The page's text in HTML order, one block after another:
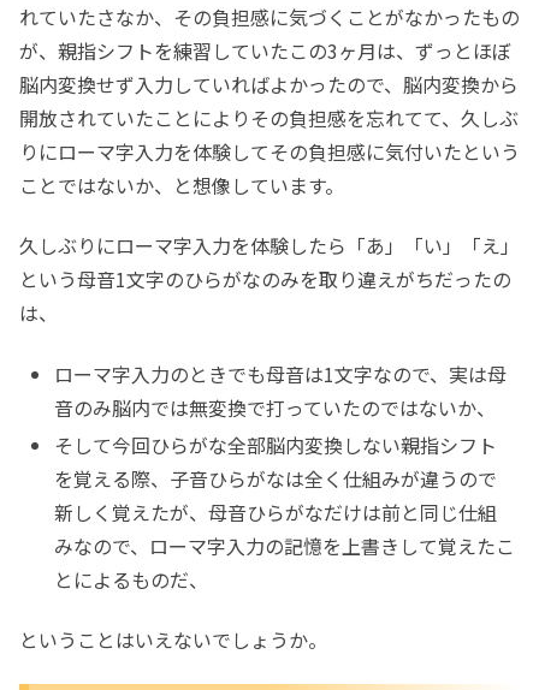
れていたさなか、その負担感に気づくことがなかったもの
が、親指シフトを練習していたこの3ヶ月は、ずっとほぼ
脳内変換せず入力していればよかったので、脳内変換から
開放されていたことによりその負担感を忘れてて、久しぶ
りにローマ字入力を体験してその負担感に気付いたという
ことではないか、と想像しています。
久しぶりにローマ字入力を体験したら「あ」「い」「え」
という母音1文字のひらがなのみを取り違えがちだったの
は、
ローマ字入力のときでも母音は1文字なので、実は母
音のみ脳内では無変換で打っていたのではないか、
そして今回ひらがな全部脳内変換しない親指シフト
を覚える際、子音ひらがなは全く仕組みが違うので
新しく覚えたが、母音ひらがなだけは前と同じ仕組
みなので、ローマ字入力の記憶を上書きして覚えたこ
とによるものだ、
ということはいえないでしょうか。